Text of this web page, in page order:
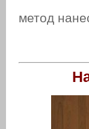
метод